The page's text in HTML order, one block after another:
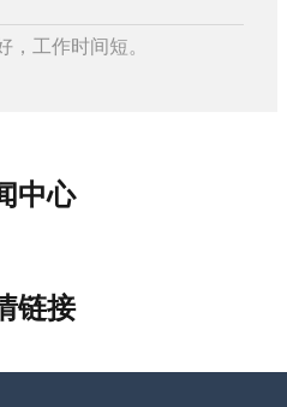
，工作时间短。
中心
链接